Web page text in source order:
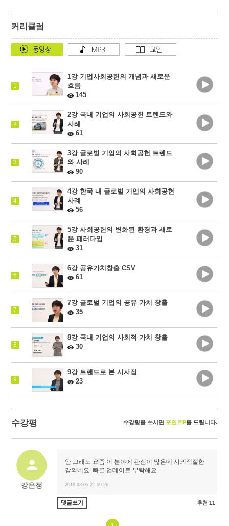
커리큘럼
1
1강 기업사회공헌의 개념과 새로운
흐름
145
2
2강 국내 기업의 사회공헌 트렌드와
사례
61
3
3강 글로벌 기업의 사회공헌 트렌드
와 사례
90
4
4강 한국 내 글로벌 기업의 사회공헌
사례
56
5
5강 사회공헌의 변화된 환경과 새로
운 패러다임
31
6
6강 공유가치창출 CSV
61
7
7강 글로벌 기업의 공유 가치 창출
35
8
8강 국내 기업의 사회적 가치 창출
30
9
9강 트렌드로 본 시사점
23
수강평 수강평을 쓰시면 포인트P를 드립니다.
강은정
안 그래도 요즘 이 분야에 관심이 많은데 시의적절한
강의네요. 빠른 업데이트 부탁해요
2019-03-05 21:59:26
댓글쓰기 추천 11